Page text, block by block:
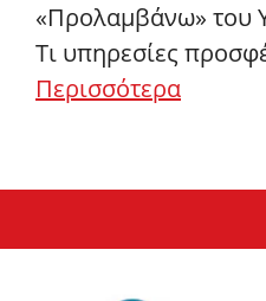
«Προλαμβάνω» του
Τι υπηρεσίες
Περισσότερα